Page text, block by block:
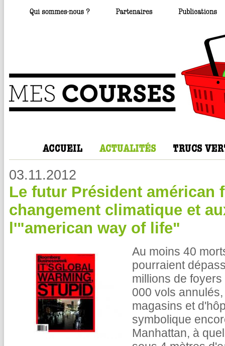
03.11.2012
Le futur Président américan
changement climatique et
l'"american way of life"
Au moins 40
pourraient
millions de
000 vols
magasins et
symbolique
Manhattan, à